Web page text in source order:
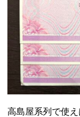
高島屋系列で使